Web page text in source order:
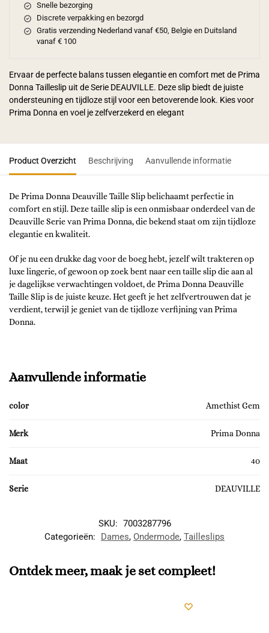
Snelle bezorging
Discrete verpakking en bezorgd
Gratis verzending Nederland vanaf €50, Belgie en Duitsland
vanaf € 100
Ervaar de perfecte balans tussen elegantie en comfort met de Prima
Donna Tailleslip uit de Serie DEAUVILLE. Deze slip biedt de juiste
ondersteuning en tijdloze stijl voor een betoverende look. Kies voor
Prima Donna en voel je zelfverzekerd en elegant
Product Overzicht Beschrijving Aanvullende informatie
De Prima Donna Deauville Taille Slip belichaamt perfectie in
comfort en stijl. Deze taille slip is een onmisbaar onderdeel van de
Deauville Serie van Prima Donna, die bekend staat om zijn tijdloze
elegantie en kwaliteit.
Of je nu een drukke dag voor de boeg hebt, jezelf wilt trakteren op
luxe lingerie, of gewoon op zoek bent naar een taille slip die aan al
je dagelijkse verwachtingen voldoet, de Prima Donna Deauville
Taille Slip is de juiste keuze. Het geeft je het zelfvertrouwen dat je
verdient, terwijl je geniet van de tijdloze verfijning van Prima
Donna.
Aanvullende informatie
color Amethist Gem
Merk Prima Donna
Maat 40
Serie DEAUVILLE
SKU: 7003287796
Categorieën:
Dames, Ondermode, Tailleslips
Ontdek meer, maak je set compleet!